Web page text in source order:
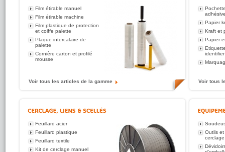
Film étirable manuel
Film étirable machine
Film plastique de protection
et coiffe palette
Plaque intercalaire de
palette
Cornière carton et profilé
mousse
Voir tous les articles de la gamme
Papier
Kraft et
Papier
Voir tous
Feuillard acier
Feuillard plastique
Feuillard textile
Kit de cerclage manuel
Outils